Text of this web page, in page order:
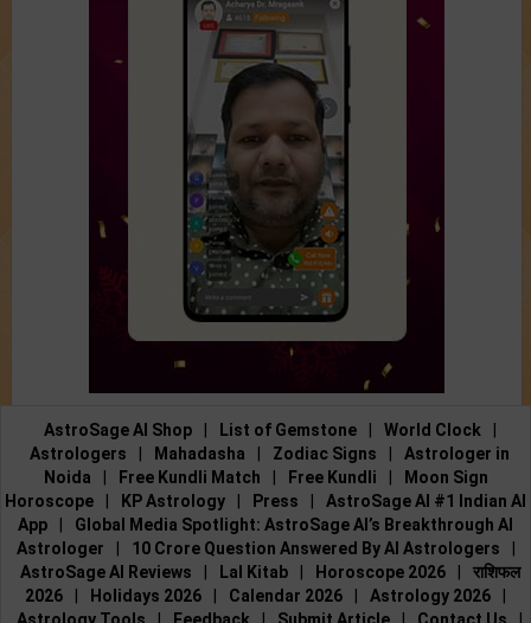
AstroSage AI Shop List of Gemstone World Clock
Astrologers
Mahadasha Zodiac Signs
Astrologer in
Noida
Free Kundli Match Free Kundli
Moon Sign
Horoscope
KP Astrology Press
AstroSage AI #1 Indian AI
App
Global Media Spotlight: AstroSage AI’s Breakthrough AI
Astrologer
10 Crore Question Answered By AI Astrologers
AstroSage AI Reviews
Lal Kitab Horoscope 2026
राशिफल
2026
Holidays 2026 Calendar 2026 Astrology 2026